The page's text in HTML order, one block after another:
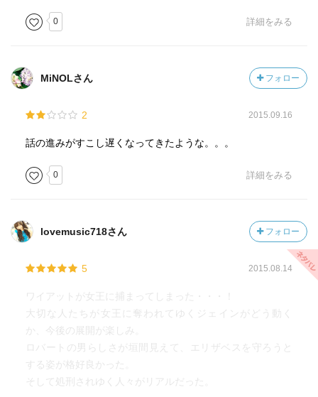
0 詳細をみる
MiNOLさん フォロー
2 2015.09.16
話の進みがすこし遅くなってきたような。。。
0 詳細をみる
lovemusic718さん フォロー
5 2015.08.14
ワイアットが女王に捕まってしまった・・・！
大切な人たちが女王に奪われてゆくジェインがどう動く
か、今後の展開が楽しみ。
ロバートの男らしさが垣間見えて、エリザベスを守ろうと
する姿が格好良かった。
そして処刑されゆく人々がリアルだった。